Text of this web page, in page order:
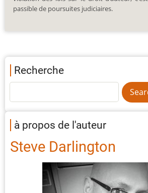
passible de poursuites judiciaires.
Recherche
à propos de l'auteur
Steve Darlington